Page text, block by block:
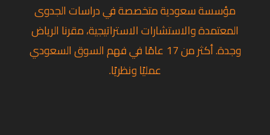
مؤسسة سعودية متخصصة في دراسات الجدوى
المعتمدة والاستشارات الاستراتيجية، مقرنا الرياض
وجدة. أكثر من 17 عامًا في فهم السوق السعودي
عمليًا ونظريًا.